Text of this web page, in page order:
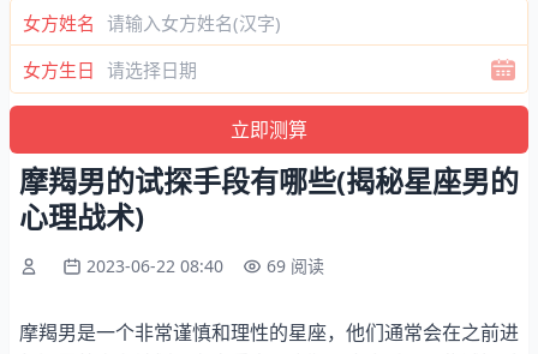
女方姓名
女方生日
摩羯男的试探手段有哪些(揭秘星座男的
心理战术)
2023-06-22 08:40 69 阅读
摩羯男是一个非常谨慎和理性的星座，他们通常会在之前进